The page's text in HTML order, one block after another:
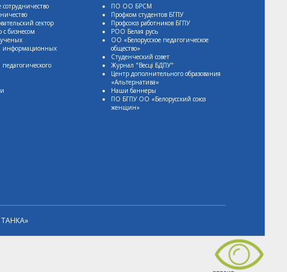
сектор
с бизнесом
информационных
ПО ОО БРСМ
Профком студентов БГПУ
Профсоюз работников БГПУ
РОО Белая русь
ОО «Белорусское педагогическое
общество»
Студенческий совет
Журнал "Весцi БДПУ"
Центр дополнительного образования
«Альтернатива»
Наши баннеры
ПО БГПУ ОО «Белорусский союз
женщин»